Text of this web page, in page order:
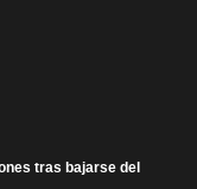
tras bajarse del